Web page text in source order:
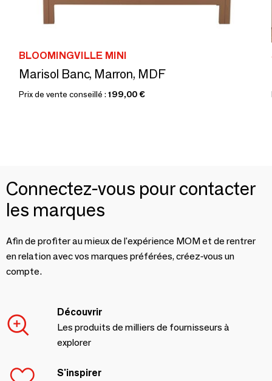
BLOOMINGVILLE MINI
Marisol Banc, Marron, MDF
Prix de vente conseillé : 199,00 €
Connectez-vous pour contacter
les marques
Afin de profiter au mieux de l'expérience MOM et de rentrer
en relation avec vos marques préférées, créez-vous un
compte.
Découvrir
Les produits de milliers de fournisseurs à
explorer
S'inspirer